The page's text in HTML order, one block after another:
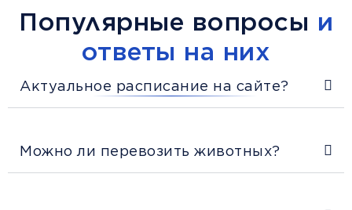
Популярные вопросы и
ответы на них
Актуальное расписание на сайте?
Можно ли перевозить животных?